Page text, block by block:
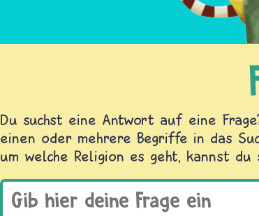
Du suchst eine Antwort auf eine
einen oder mehrere Begriffe in das
um welche Religion es geht, kannst du